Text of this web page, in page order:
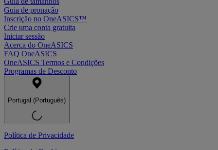
Guia de pronação
Inscrição no OneASICS™
Crie uma conta gratuita
Iniciar sessão
Acerca do OneASICS
FAQ OneASICS
OneASICS Termos e Condições
Programas de Desconto
Portugal (Português)
Política de Privacidade